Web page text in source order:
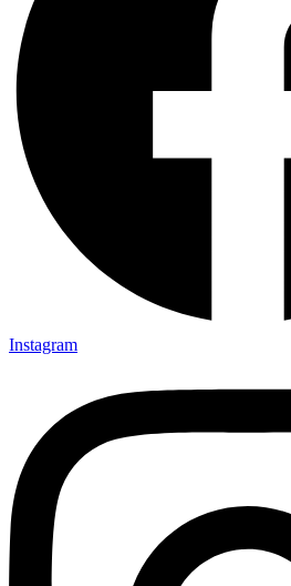
Instagram